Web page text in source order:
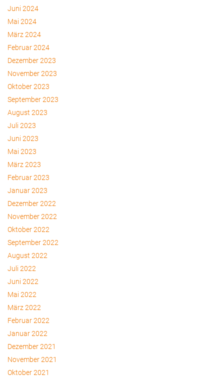
Juni 2024
Mai 2024
März 2024
Februar 2024
Dezember 2023
November 2023
Oktober 2023
September 2023
August 2023
Juli 2023
Juni 2023
Mai 2023
März 2023
Februar 2023
Januar 2023
Dezember 2022
November 2022
Oktober 2022
September 2022
August 2022
Juli 2022
Juni 2022
Mai 2022
März 2022
Februar 2022
Januar 2022
Dezember 2021
November 2021
Oktober 2021